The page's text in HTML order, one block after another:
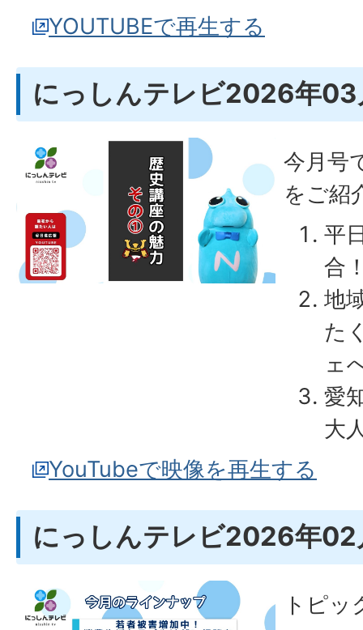
YOUTUBEで再生する
にっしんテレビ2026年03
今月号
をご紹
平
合
地
た
ェ
愛
大
YouTubeで映像を再生する
にっしんテレビ2026年02
トピッ